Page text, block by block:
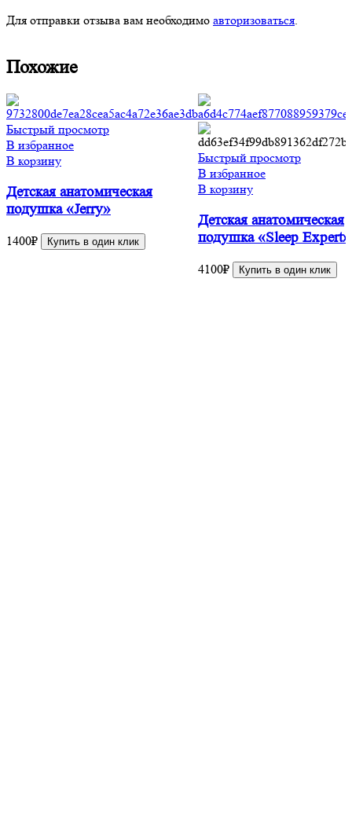
Для отправки отзыва вам необходимо авторизоваться
Похожие
Быстрый просмотр
В избранное
В корзину
Детская анатомическая
подушка «Jerry»
1400₽ Купить в один клик
Быстрый просмотр
В избранное
В корзину
Детская анатомическая
подушка «Sleep Expert»
4100₽ Купить в один клик